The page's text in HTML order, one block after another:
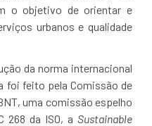
o objetivo de orientar e
urbanos e qualidade
da norma internacional
foi feito pela Comissão de
uma comissão espelho
268 da ISO, a Sustainable